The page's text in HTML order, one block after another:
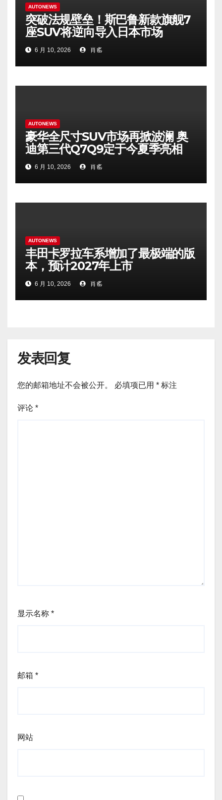
AUTONEWS
突破法规壁垒！斯巴鲁新款旗舰7
座SUV将逆向导入日本市场
6 月 10, 2026 肖䍃
AUTONEWS
豪华全尺寸SUV市场再掀波澜 奥
迪第三代Q7Q9定于今夏季亮相
6 月 10, 2026 肖䍃
AUTONEWS
丰田卡罗拉车系增加了最极端的版
本，预计2027年上市
6 月 10, 2026 肖䍃
发表回复
您的邮箱地址不会被公开。 必填项已用 * 标注
评论 *
显示名称 *
邮箱 *
网站